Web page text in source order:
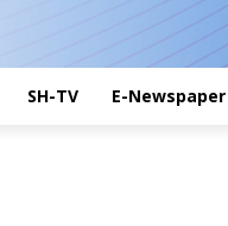
SH-TV E-Newspaper